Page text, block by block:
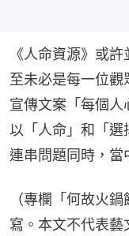
《人命資源》或
至未必是每一位
宣傳文案「每個
以「人命」和「選
連串問題同時，當
（專欄「何故火
寫。本文不代表藝